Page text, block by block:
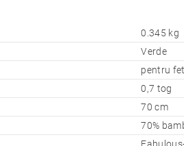
0.345 kg
Verde
pentru
0,7 tog
70 cm
70%